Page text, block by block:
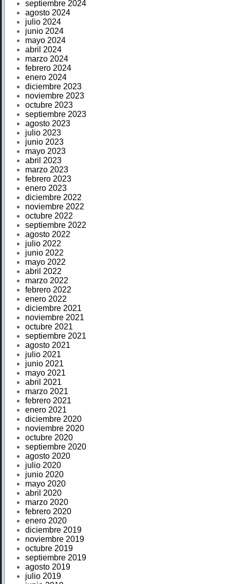
septiembre 2024
agosto 2024
julio 2024
junio 2024
mayo 2024
abril 2024
marzo 2024
febrero 2024
enero 2024
diciembre 2023
noviembre 2023
octubre 2023
septiembre 2023
agosto 2023
julio 2023
junio 2023
mayo 2023
abril 2023
marzo 2023
febrero 2023
enero 2023
diciembre 2022
noviembre 2022
octubre 2022
septiembre 2022
agosto 2022
julio 2022
junio 2022
mayo 2022
abril 2022
marzo 2022
febrero 2022
enero 2022
diciembre 2021
noviembre 2021
octubre 2021
septiembre 2021
agosto 2021
julio 2021
junio 2021
mayo 2021
abril 2021
marzo 2021
febrero 2021
enero 2021
diciembre 2020
noviembre 2020
octubre 2020
septiembre 2020
agosto 2020
julio 2020
junio 2020
mayo 2020
abril 2020
marzo 2020
febrero 2020
enero 2020
diciembre 2019
noviembre 2019
octubre 2019
septiembre 2019
agosto 2019
julio 2019